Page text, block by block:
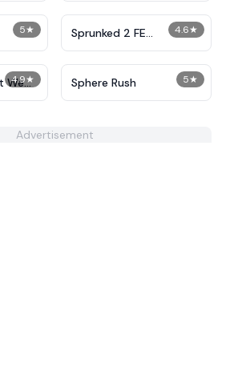
5★ 4.6★
Sprunked 2 FE
Christmas
4.9★
We
5★
Sphere Rush
Advertisement